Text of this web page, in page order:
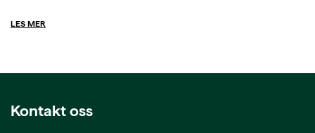
LES MER
Kontakt oss